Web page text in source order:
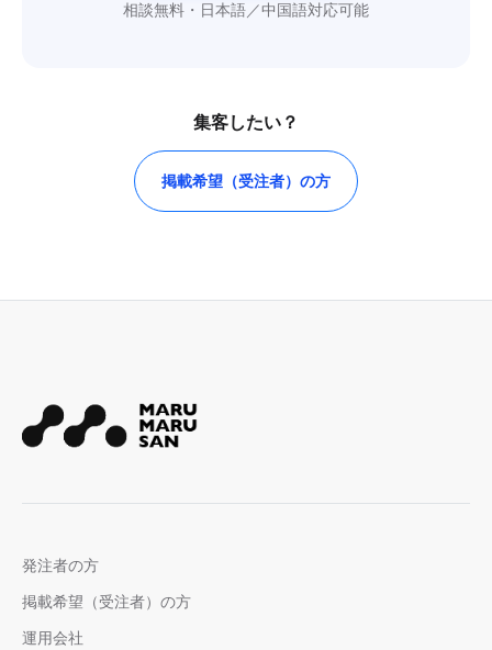
相談無料・日本語／中国語対応可能
集客したい？
掲載希望（受注者）の方
発注者の方
掲載希望（受注者）の方
運用会社